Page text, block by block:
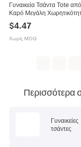
Γυναικεία Τσάντα Tote
Καρό Μεγάλη
Τσάντα Ώμου για Σχολείο
Εργασία Καθημερινή
$4.47
Χωρίς MOQ
Περισσότερα
Γυναικείες
τσάντες